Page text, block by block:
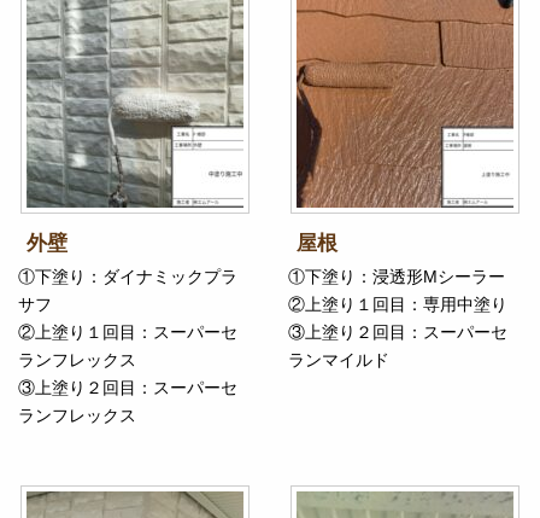
外壁
①下塗り：ダイナミックプラ
サフ
②上塗り１回目：スーパーセ
ランフレックス
③上塗り２回目：スーパーセ
ランフレックス
屋根
①下塗り：浸透形Mシーラー
②上塗り１回目：専用中塗り
③上塗り２回目：スーパーセ
ランマイルド